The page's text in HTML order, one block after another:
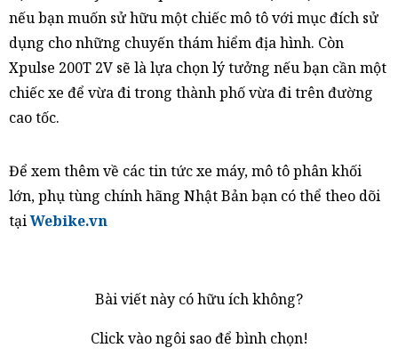
nếu bạn muốn sử hữu một chiếc mô tô với mục đích sử
dụng cho những chuyến thám hiểm địa hình. Còn
Xpulse 200T 2V sẽ là lựa chọn lý tưởng nếu bạn cần một
chiếc xe để vừa đi trong thành phố vừa đi trên đường
cao tốc.
Để xem thêm về các tin tức xe máy, mô tô phân khối
lớn, phụ tùng chính hãng Nhật Bản bạn có thể theo dõi
tạiWebike.vn
Bài viết này có hữu ích không?
Click vào ngôi sao để bình chọn!